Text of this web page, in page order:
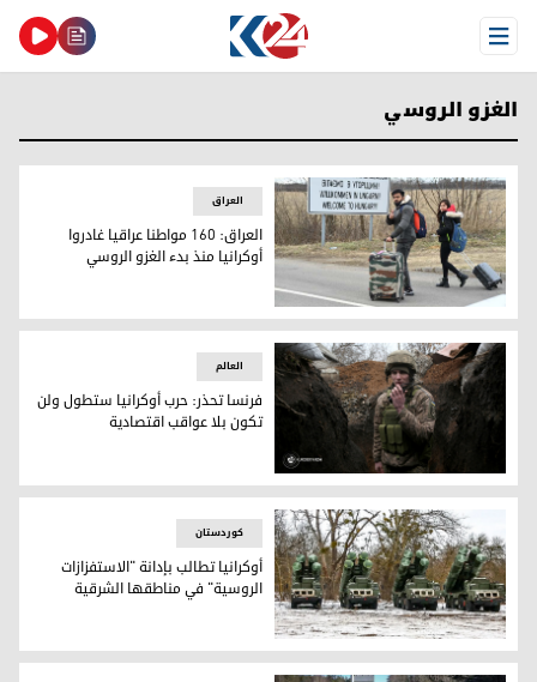
Open Menu
الغزو الروسي
العراق: 160 مواطنا عراقيا غادروا أوكرانيا منذ بدء الغزو الروسي
العراق
العراق: 160 مواطنا عراقيا غادروا
أوكرانيا منذ بدء الغزو الروسي
فرنسا تحذر: حرب أوكرانيا ستطول ولن تكون بلا عواقب اقتصادية
العالم
فرنسا تحذر: حرب أوكرانيا ستطول ولن
تكون بلا عواقب اقتصادية
الجيش الروسي نشر تعزيزات على امتداد الحدود مع أوكرانيا
کوردستان
أوكرانيا تطالب بإدانة "الاستفزازات
الروسية" في مناطقها الشرقية